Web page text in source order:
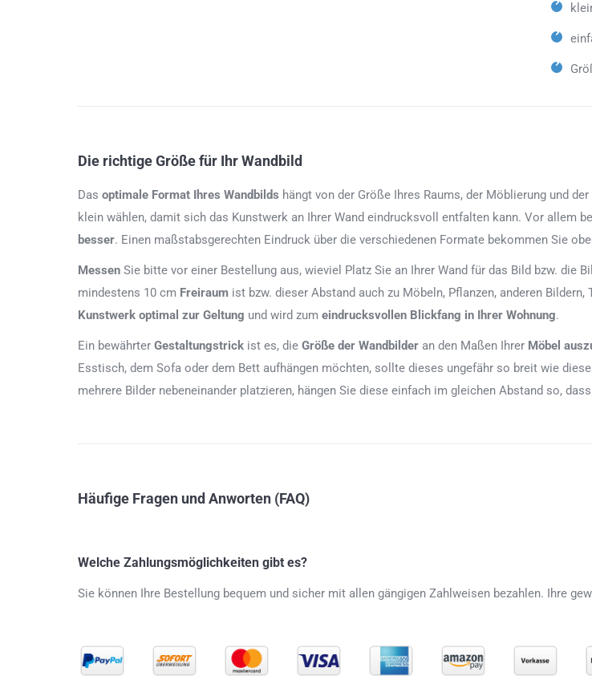
Die richtige Größe für Ihr Wandbild
Das optimale Format Ihres Wandbilds hängt von der Größe Ihres Raums, der Möblierung und
klein wählen, damit sich das Kunstwerk an Ihrer Wand eindrucksvoll entfalten kann. Vor allem
besser. Einen maßstabsgerechten Eindruck über die verschiedenen Formate bekommen Sie
Messen Sie bitte vor einer Bestellung aus, wieviel Platz Sie an Ihrer Wand für das Bild bzw. die
mindestens 10 cm Freiraum ist bzw. dieser Abstand auch zu Möbeln, Pflanzen, anderen
Kunstwerk optimal zur Geltung und wird zum eindrucksvollen Blickfang in Ihrer Wohnung.
Ein bewährter Gestaltungstrick ist es, die Größe der Wandbilder an den Maßen Ihrer Möbel
Esstisch, dem Sofa oder dem Bett aufhängen möchten, sollte dieses ungefähr so breit wie
mehrere Bilder nebeneinander platzieren, hängen Sie diese einfach im gleichen Abstand so,
Häufige Fragen und Anworten (FAQ)
Welche Zahlungsmöglichkeiten gibt es?
Sie können Ihre Bestellung bequem und sicher mit allen gängigen Zahlweisen bezahlen. Ihre